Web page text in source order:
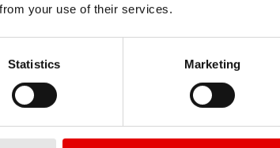
your use of their services.
Statistics Marketing